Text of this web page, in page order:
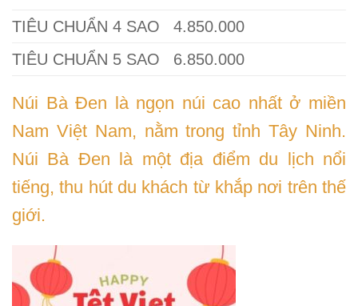
TIÊU CHUẨN 4 SAO
4.850.000
TIÊU CHUẨN 5 SAO
6.850.000
Núi Bà Đen là ngọn núi cao nhất ở miền
Nam Việt Nam, nằm trong tỉnh Tây Ninh.
Núi Bà Đen là một địa điểm du lịch nổi
tiếng, thu hút du khách từ khắp nơi trên thế
giới.